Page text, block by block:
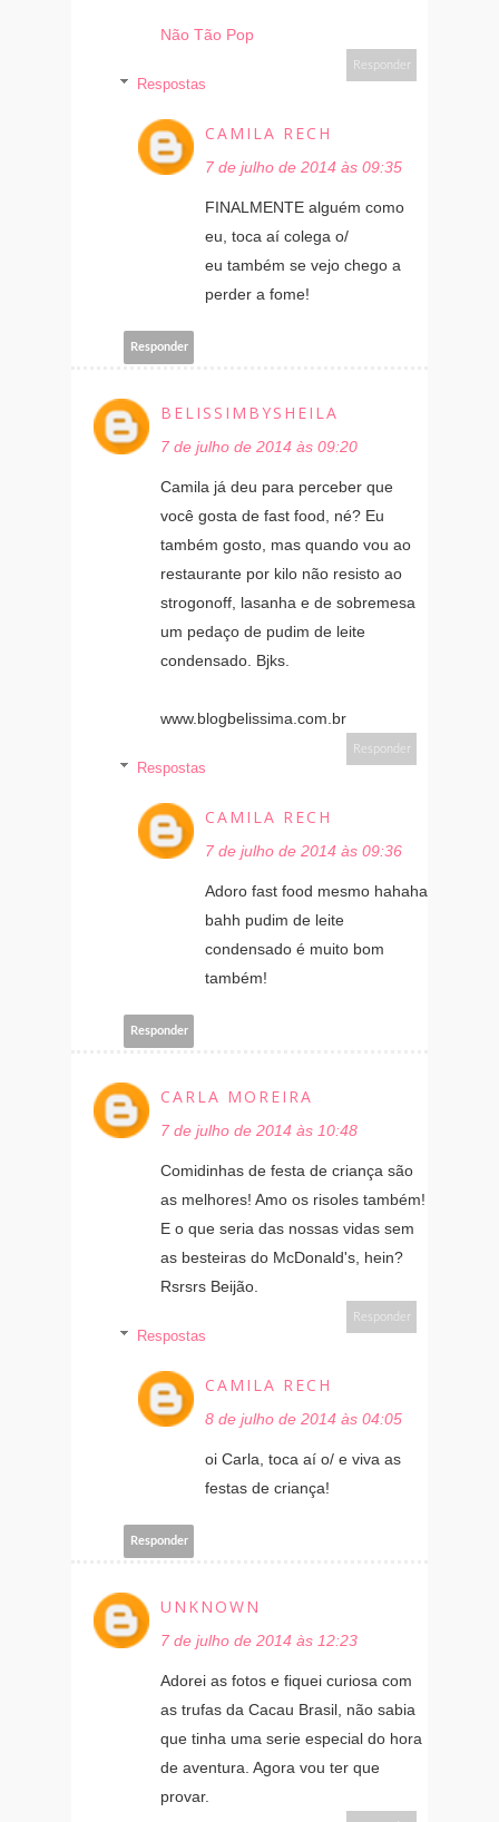
Não Tão Pop
Responder
Respostas
CAMILA RECH
7 de julho de 2014 às 09:35
FINALMENTE alguém como
eu, toca aí colega o/
eu também se vejo chego a
perder a fome!
Responder
BELISSIMBYSHEILA
7 de julho de 2014 às 09:20
Camila já deu para perceber que
você gosta de fast food, né? Eu
também gosto, mas quando vou ao
restaurante por kilo não resisto ao
strogonoff, lasanha e de sobremesa
um pedaço de pudim de leite
condensado. Bjks.
www.blogbelissima.com.br
Responder
Respostas
CAMILA RECH
7 de julho de 2014 às 09:36
Adoro fast food mesmo hahaha
bahh pudim de leite
condensado é muito bom
também!
Responder
CARLA MOREIRA
7 de julho de 2014 às 10:48
Comidinhas de festa de criança são
as melhores! Amo os risoles também!
E o que seria das nossas vidas sem
as besteiras do McDonald's, hein?
Rsrsrs Beijão.
Responder
Respostas
CAMILA RECH
8 de julho de 2014 às 04:05
oi Carla, toca aí o/ e viva as
festas de criança!
Responder
UNKNOWN
7 de julho de 2014 às 12:23
Adorei as fotos e fiquei curiosa com
as trufas da Cacau Brasil, não sabia
que tinha uma serie especial do hora
de aventura. Agora vou ter que
provar.